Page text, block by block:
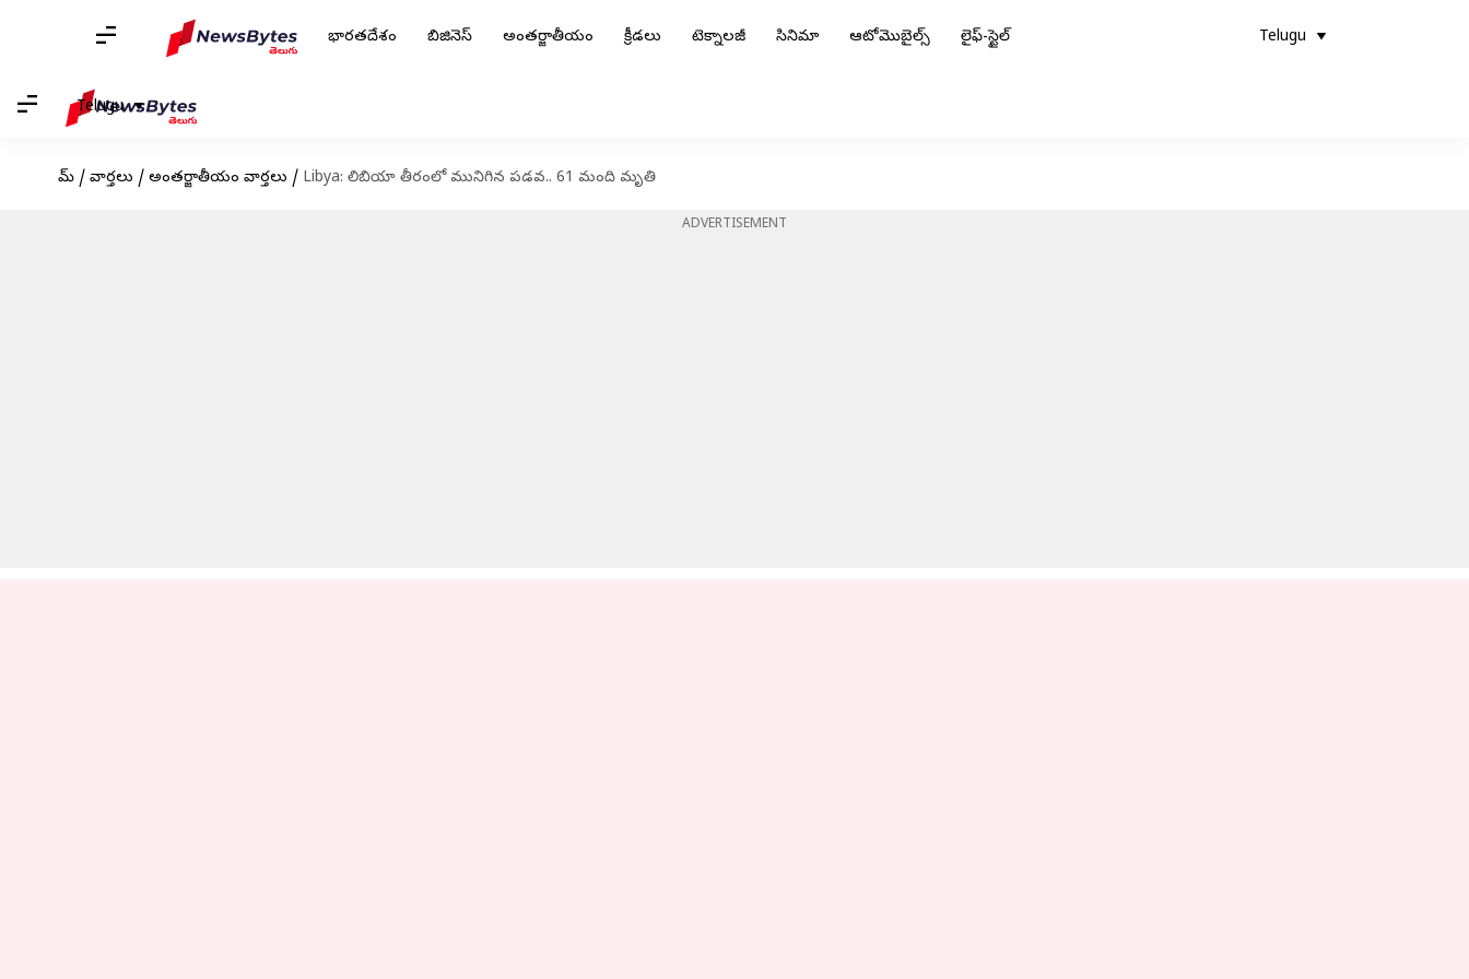
భారతదేశం బిజినెస్ అంతర్జాతీయం క్రీడలు టెక్నాలజీ సినిమా ఆటోమొబైల్స్ లైఫ్-స్టైల్ Telugu
Telugu
హోమ్ / వార్తలు / అంతర్జాతీయం వార్తలు / Libya: లిబియా తీరంలో మునిగిన పడవ.. 61 మంది మృతి
ADVERTISEMENT